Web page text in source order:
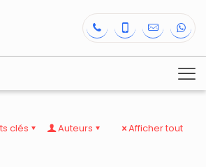
clés Auteurs Afficher tout